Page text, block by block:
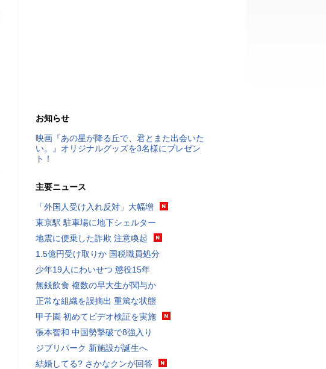
お知らせ
映画『あの星が降る丘で、君とまた出会いた
い。』オリジナルグッズを3名様にプレゼン
ト！
主要ニュース
「外国人受け入れ反対」大幅増
東京駅 駐車場に地下シェルター
地震に便乗した詐欺 注意喚起
1.5億円受け取りか 国税職員処分
少年19人にわいせつ 懲役15年
無銭飲食 複数の早大生が関与か
正常な組織を誤摘出 重篤な状態
甲子園 初めてビデオ検証を実施
張本智和 中国勢撃破で8強入り
ジブリパーク 新施設が誕生へ
結婚してる? さかなクンが回答